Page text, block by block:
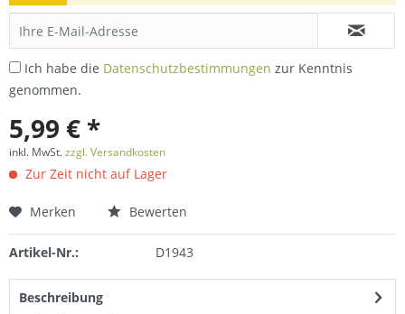
Ich habe die Datenschutzbestimmungen zur Kenntnis
genommen.
5,99 € *
inkl. MwSt.zzgl. Versandkosten
Zur Zeit nicht auf Lager
Merken Bewerten
Artikel-Nr.: D1943
Beschreibung